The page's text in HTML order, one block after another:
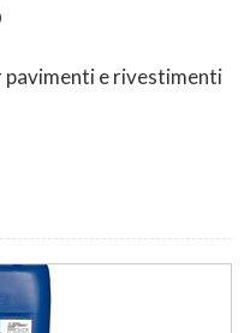
pavimenti e rivestimenti